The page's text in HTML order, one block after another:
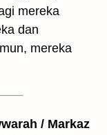
mereka
dan
mereka
/ Markaz